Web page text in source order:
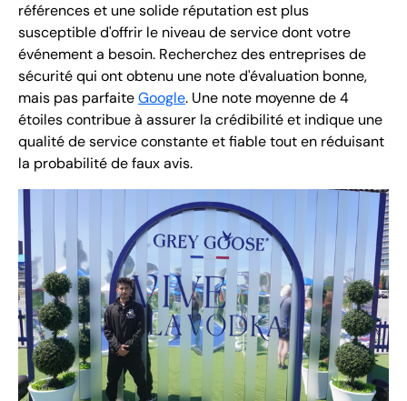
références et une solide réputation est plus
susceptible d'offrir le niveau de service dont votre
événement a besoin. Recherchez des entreprises de
sécurité qui ont obtenu une note d'évaluation bonne,
mais pas parfaiteGoogle. Une note moyenne de 4
étoiles contribue à assurer la crédibilité et indique une
qualité de service constante et fiable tout en réduisant
la probabilité de faux avis.